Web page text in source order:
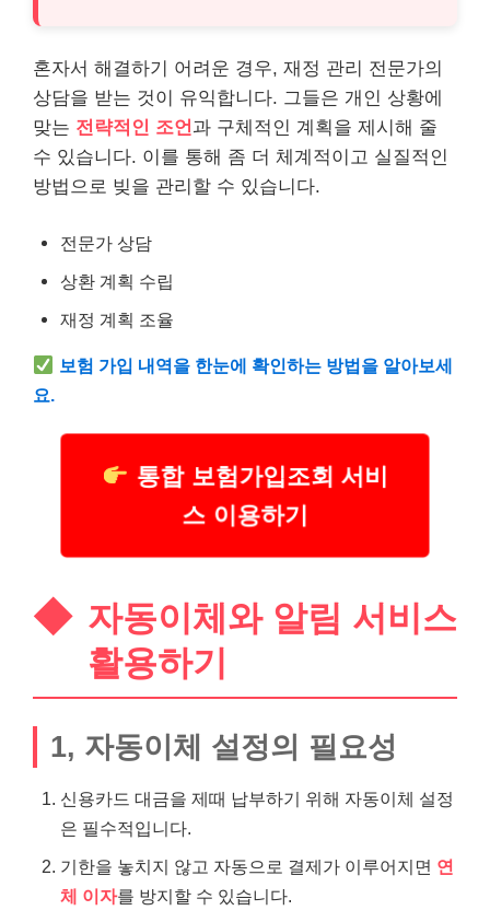
혼자서 해결하기 어려운 경우, 재정 관리 전문가의
상담을 받는 것이 유익합니다. 그들은 개인 상황에
맞는 전략적인 조언 과 구체적인 계획을 제시해 줄
수 있습니다. 이를 통해 좀 더 체계적이고 실질적인
방법으로 빚을 관리할 수 있습니다.
전문가 상담
상환 계획 수립
재정 계획 조율
보험 가입 내역을 한눈에 확인하는 방법을 알아보세
요.
통합 보험가입조회 서비
스 이용하기
자동이체와 알림 서비스
활용하기
1, 자동이체 설정의 필요성
신용카드 대금을 제때 납부하기 위해 자동이체 설정
은 필수적입니다.
기한을 놓치지 않고 자동으로 결제가 이루어지면 연
체 이자를 방지할 수 있습니다.